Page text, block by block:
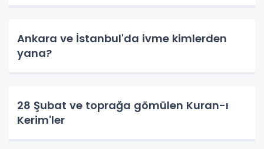
Ankara ve İstanbul'da ivme kimlerden
yana?
28 Şubat ve toprağa gömülen Kuran-ı
Kerim'ler